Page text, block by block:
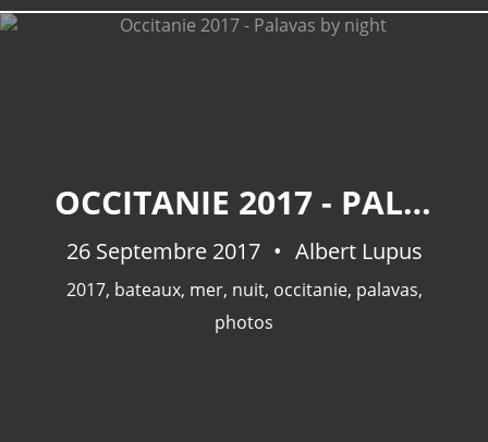
OCCITANIE 2017 - PALAVAS BY NIGHT
26 Septembre 2017 Albert Lupus
2017, bateaux, mer, nuit, occitanie, palavas,
photos